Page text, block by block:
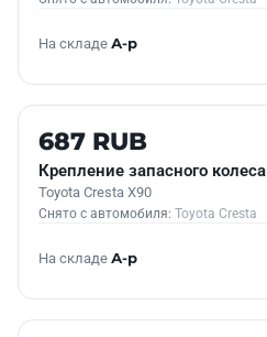
На складе А-р
Б/У В НАЛИЧИИ
687 RUB
Крепление запасного колеса
Toyota Cresta X90
Снято с автомобиля: Toyota Cresta
На складе А-р